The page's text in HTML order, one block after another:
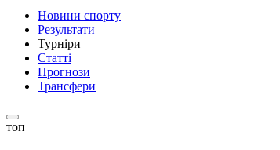
Новини спорту
Результати
Турніри
Статті
Прогнози
Трансфери
топ